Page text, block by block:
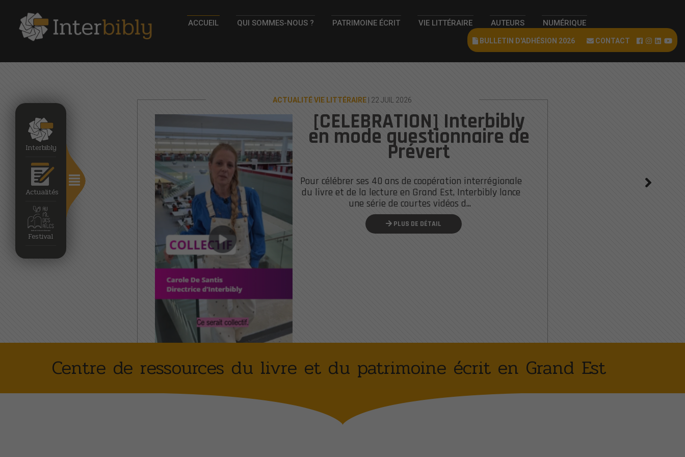
Interbibly
Actualités
Festival
ACCUEIL QUI SOMMES-NOUS ? PATRIMOINE ÉCRIT VIE LITTÉRAIRE AUTEURS NUMÉRIQUE
BULLETIN D'ADHÉSION 2026 CONTACT
ACTUALITÉ VIE LITTÉRAIRE | 22 JUIL 2026
[CELEBRATION] Interbibly
en mode questionnaire de
Prévert
Pour célébrer ses 40 ans de coopération interrégionale
du livre et de la lecture en Grand Est, Interbibly lance
une série de courtes vidéos d...
PLUS DE DÉTAIL
Centre de ressources du livre et du patrimoine écrit en Grand Est